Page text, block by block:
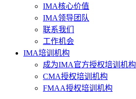
IMA核心价值
IMA领导团队
联系我们
工作机会
IMA培训机构
成为IMA官方授权培训机构
CMA授权培训机构
FMAA授权培训机构